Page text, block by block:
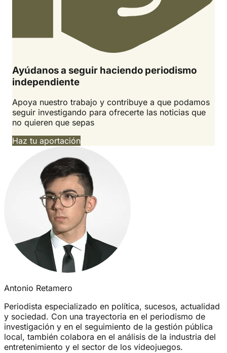
Ayúdanos a seguir haciendo periodismo
independiente
Apoya nuestro trabajo y contribuye a que podamos
seguir investigando para ofrecerte las noticias que
no quieren que sepas
Haz tu aportación
Antonio Retamero
Periodista especializado en política, sucesos, actualidad
y sociedad. Con una trayectoria en el periodismo de
investigación y en el seguimiento de la gestión pública
local, también colabora en el análisis de la industria del
entretenimiento y el sector de los videojuegos.